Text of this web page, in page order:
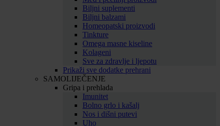
Biljni suplementi
Biljni balzami
Homeopatski proizvodi
Tinkture
Omega masne kiseline
Kolageni
Sve za zdravlje i ljepotu
Prikaži sve dodatke prehrani
SAMOLIJEČENJE
Gripa i prehlada
Imunitet
Bolno grlo i kašalj
Nos i dišni putevi
Uho